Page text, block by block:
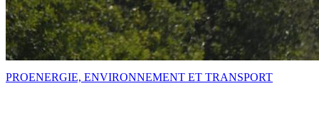
PROENERGIE, ENVIRONNEMENT ET TRANSPORT